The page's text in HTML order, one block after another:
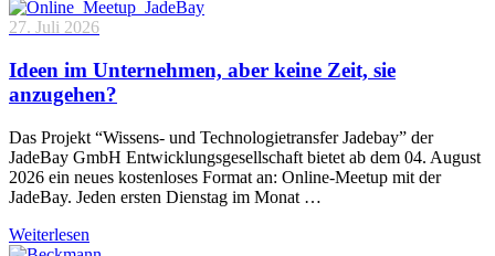
27. Juli 2026
Ideen im Unternehmen, aber keine Zeit, sie
anzugehen?
Das Projekt “Wissens- und Technologietransfer Jadebay” der
JadeBay GmbH Entwicklungsgesellschaft bietet ab dem 04. August
2026 ein neues kostenloses Format an: Online-Meetup mit der
JadeBay. Jeden ersten Dienstag im Monat …
Weiterlesen